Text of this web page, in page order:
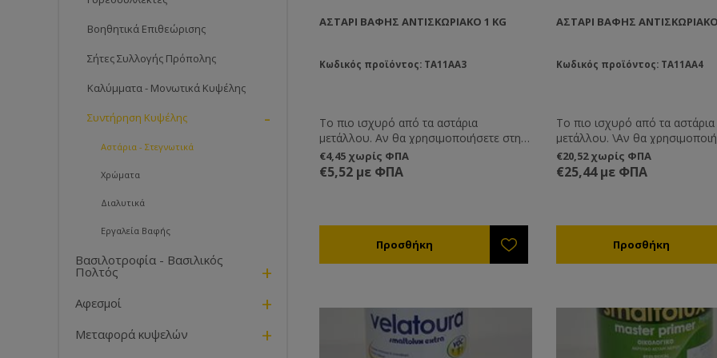
ΑΣΤΆΡΙ ΒΑΦΉΣ ΑΝΤΙΣΚΩΡΙΑΚΌ 1 KG
Κωδικός προϊόντος: TA11AA3
Το πιο ισχυρό από τα αστάρια
μετάλλου. Αν θα χρησιμοποιήσετε στη
συνέχεια χρώματα μετάλλου τότε αυτό
είναι το πιο ισχυρό αστάρι. Συνδυάζεται
με χημικούς διαλύτες. Δε συνδυάζεται
€4,45 χωρίς ΦΠΑ
€5,52 με ΦΠΑ
ΑΣΤΆΡΙ ΒΑΦΉΣ ΑΝΤΙΣΚΩΡΙΑΚΌ
Κωδικός προϊόντος: TA11AA4
Το πιο ισχυρό από τα αστάρια
μετάλλου. \Αν θα χρησιμοποιήσετε στη
συνέχεια χρώματα μετάλλου
είναι το πιο ισχυρό αστάρι.
με χημικούς διαλύτες. Δε
€20,52 χωρίς ΦΠΑ
€25,44 με ΦΠΑ
Βοηθητικά Επιθεώρισης
Σήτες Συλλογής Πρόπολης
Καλύμματα - Μονωτικά Κυψέλης
Συντήρηση Κυψέλης -
Αστάρια - Στεγνωτικά
Χρώματα
Διαλυτικά
Εργαλεία Βαφής
Βασιλοτροφία - Βασιλικός
Πολτός +
Αφεσμοί +
Μεταφορά κυψελών +